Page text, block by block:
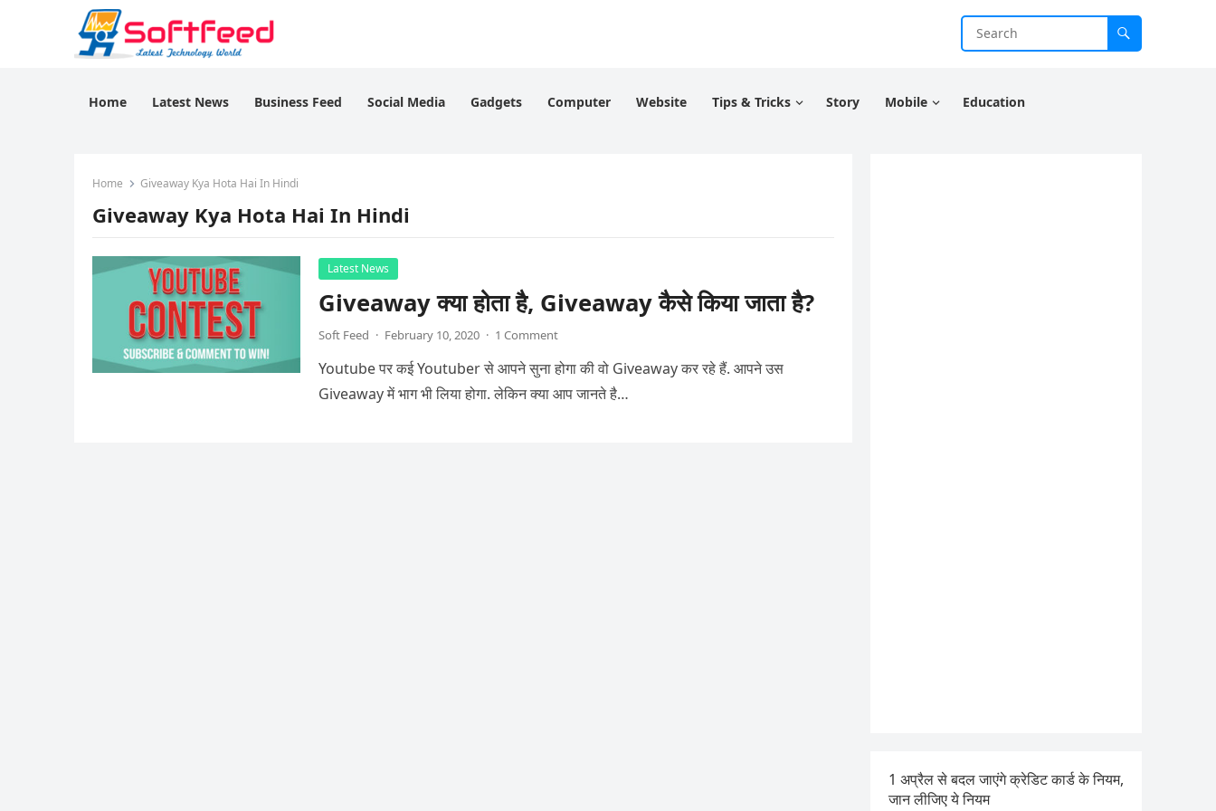
Home Latest News Business Feed Social Media Gadgets Computer Website Tips & Tricks Story Mobile Education
Home Giveaway Kya Hota Hai In Hindi
Giveaway Kya Hota Hai In Hindi
Latest News
Giveaway क्या होता है, Giveaway कैसे किया जाता है?
Soft Feed · February 10, 2020 · 1 Comment
Youtube पर कई Youtuber से आपने सुना होगा की वो Giveaway कर रहे हैं. आपने उस
Giveaway में भाग भी लिया होगा. लेकिन क्या आप जानते है…
1 अप्रैल से बदल जाएंगे क्रेडिट कार्ड के नियम,
जान लीजिए ये नियम